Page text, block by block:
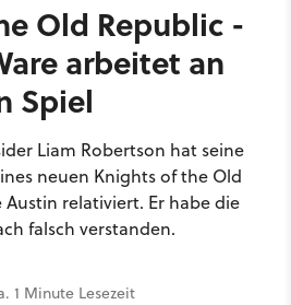
Old Republic -
arbeitet an
Spiel
Liam Robertson hat seine
neuen Knights of the Old
Austin relativiert. Er habe die
falsch verstanden.
1 Minute Lesezeit